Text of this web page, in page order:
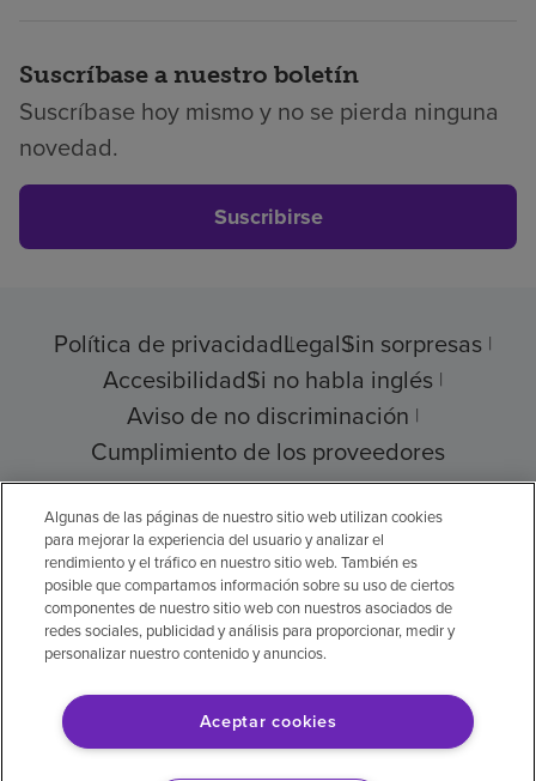
Suscríbase a nuestro boletín
Suscríbase hoy mismo y no se pierda ninguna
novedad.
Suscribirse
Política de privacidadLegalSin sorpresas
AccesibilidadSi no habla inglés
Aviso de no discriminación
Cumplimiento de los proveedores
© 2026 Encompass Health Corporation
Preferencias de cookies
Aviso legal: Se tradujo con la ayuda de
inteligencia artificial (IA). La versión en inglés
Algunas de las páginas de nuestro sitio web utilizan cookies
para mejorar la experiencia del usuario y analizar el
rendimiento y el tráfico en nuestro sitio web. También es
posible que compartamos información sobre su uso de ciertos
componentes de nuestro sitio web con nuestros asociados de
redes sociales, publicidad y análisis para proporcionar, medir y
personalizar nuestro contenido y anuncios.
Aceptar cookies